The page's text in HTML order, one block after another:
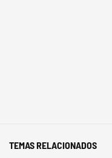
TEMAS RELACIONADOS